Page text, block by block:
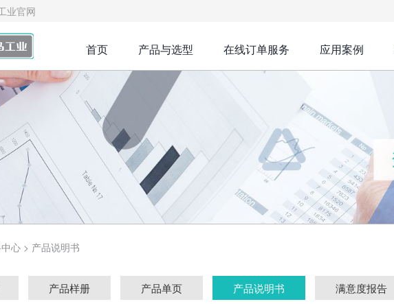
业官网
首页 产品与选型 在线订单服务 应用案例
心 > 产品说明书
产品样册 产品单页 产品说明书 满意度报告